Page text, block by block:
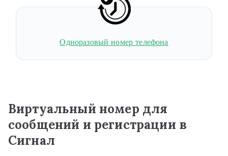
Одноразовый номер телефона
Виртуальный номер для
сообщений и регистрации в
Сигнал